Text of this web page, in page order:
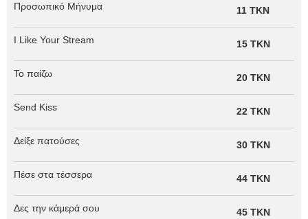
Προσωπικό Μήνυμα 11 TKN
I Like Your Stream 15 TKN
Το παίζω 20 TKN
Send Kiss 22 TKN
Δείξε πατούσες 30 TKN
Πέσε στα τέσσερα 44 TKN
Δες την κάμερά σου 45 TKN